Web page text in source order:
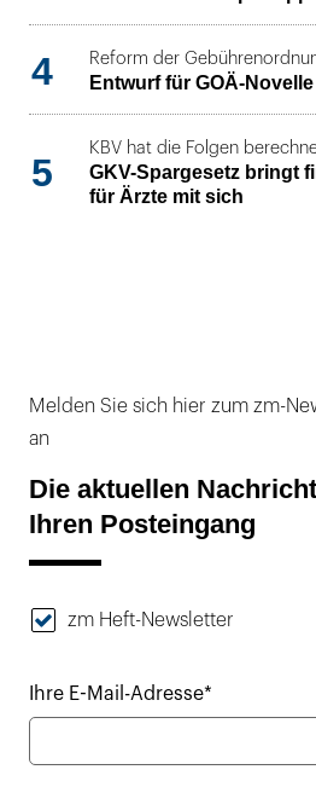
4 Reform der
Entwurf für GOÄ-
5
KBV hat die Folgen
GKV-Spargesetz bringt
für Ärzte mit sich
Melden Sie sich hier zum zm-
an
Die aktuellen
Ihren Posteingang
zm Heft-Newsletter
Ihre E-Mail-Adresse*